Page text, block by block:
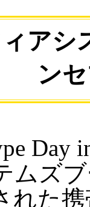
アシ
ン
Day
ムズ
れた